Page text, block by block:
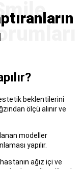
beklentilerini
ölçü alınır ve
modeller
yapılır.
ağız içi ve